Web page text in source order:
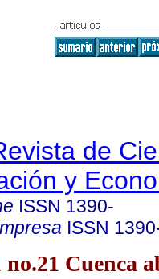
de
y
ISSN 1390-
ISSN
no.21 Cuenca